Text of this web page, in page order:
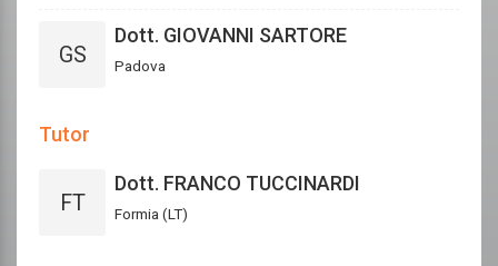
GS
Dott. GIOVANNI SARTORE
Padova
Tutor
FT
Dott. FRANCO TUCCINARDI
Formia (LT)